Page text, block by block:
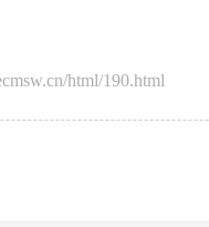
html/190.html